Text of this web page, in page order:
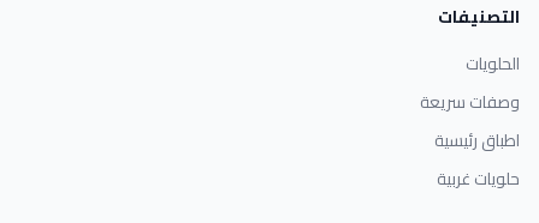
التصنيفات
الحلويات
وصفات سريعة
اطباق رئيسية
حلويات غربية